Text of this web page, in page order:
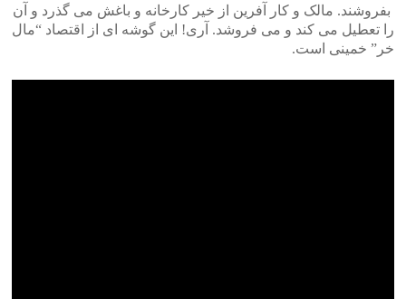
بفروشند. مالک و کار آفرین از خیر کارخانه و باغش می گذرد و آن
را تعطیل می کند و می فروشد. آری! این گوشه ای از اقتصاد “مال
خر” خمینی است.